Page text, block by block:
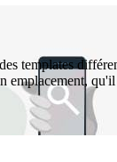
templates